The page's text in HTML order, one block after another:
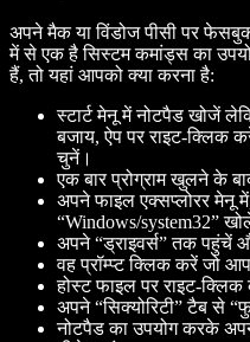
अपने मैक या विंडोज पीसी पर
में से एक है सिस्टम कमांड्स का
हैं, तो यहां आपको क्या करना है:
स्टार्ट मेनू में नोटपैड खोजें
बजाय, ऐप पर राइट-क्लिक
चुनें।
एक बार प्रोग्राम खुलने के
अपने फाइल एक्सप्लोरर मेनू
“Windows/system32”
अपने “ड्राइवर्स” तक पहुंचें
वह प्रॉम्प्ट क्लिक करें जो
होस्ट फाइल पर राइट-क्लिक
अपने “सिक्योरिटी” टैब से
नोटपैड का उपयोग करके